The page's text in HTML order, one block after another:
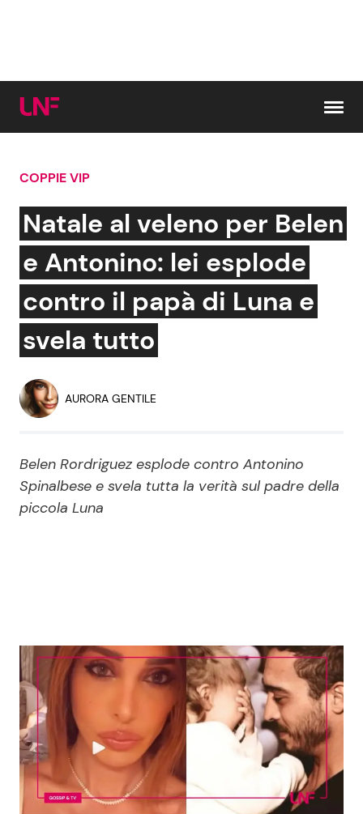
Cerca:
News e Cronaca
Attualità Italiana
Dal Mondo
Economia
Persone Scomparse
Politica
Gossip e TV
Bellezze VIP
Reality e Talent
News Musica
News Spettacolo
Benessere
Casa
Cucina e Ricette
Consigli di Cucina
COPPIE VIP
Natale al veleno per Belen
e Antonino: lei esplode
contro il papà di Luna e
svela tutto
AURORA GENTILE
Belen Rordriguez esplode contro Antonino
Spinalbese e svela tutta la verità sul padre della
piccola Luna